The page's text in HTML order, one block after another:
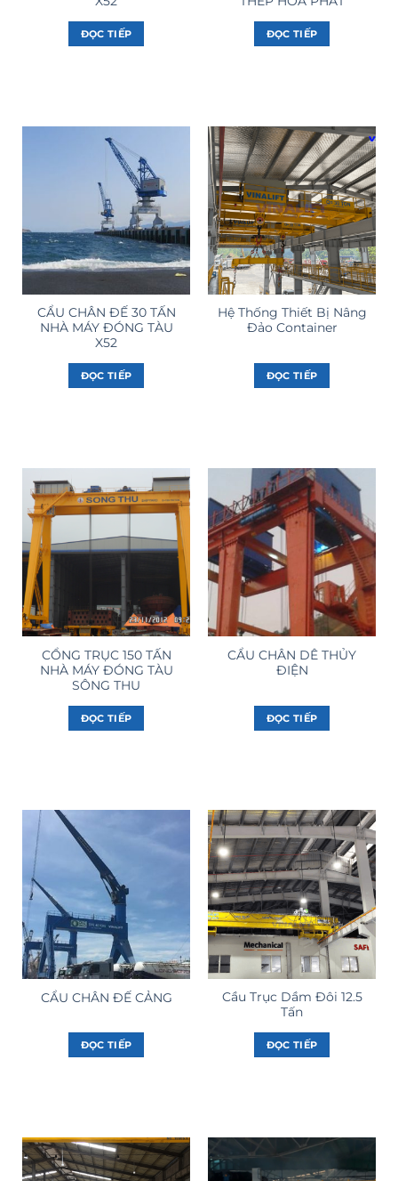
ĐỌC TIẾP ĐỌC TIẾP
CẨU CHÂN ĐẾ 30 TẤN
NHÀ MÁY ĐÓNG TÀU
X52
ĐỌC TIẾP
Hệ Thống Thiết Bị Nâng
Đảo Container
ĐỌC TIẾP
CỔNG TRỤC 150 TẤN
NHÀ MÁY ĐÓNG TÀU
SÔNG THU
ĐỌC TIẾP
CẨU CHÂN DÊ THỦY
ĐIỆN
ĐỌC TIẾP
CẨU CHÂN ĐẾ CẢNG
ĐỌC TIẾP
Cầu Trục Dầm Đôi 12.5
Tấn
ĐỌC TIẾP